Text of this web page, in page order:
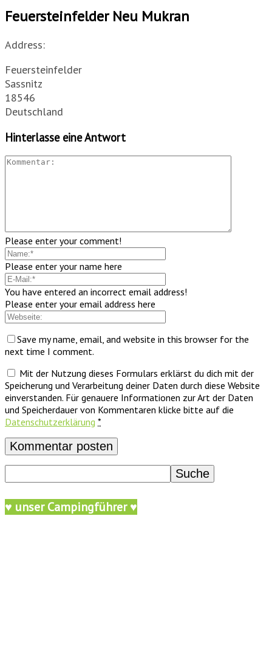
Feuersteinfelder Neu Mukran
Address:
Feuersteinfelder
Sassnitz
18546
Deutschland
Hinterlasse eine Antwort
Please enter your comment!
Please enter your name here
You have entered an incorrect email address!
Please enter your email address here
Save my name, email, and website in this browser for the
next time I comment.
Mit der Nutzung dieses Formulars erklärst du dich mit der
Speicherung und Verarbeitung deiner Daten durch diese Website
einverstanden. Für genauere Informationen zur Art der Daten
und Speicherdauer von Kommentaren klicke bitte auf die
Datenschutzerklärung *
♥ unser Campingführer ♥